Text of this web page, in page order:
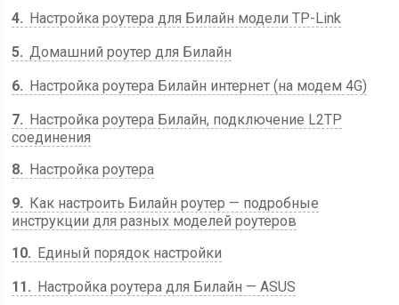
4
Настройка роутера для Билайн модели TP-Link
5 Домашний роутер для Билайн
6
Настройка роутера Билайн интернет (на модем 4G)
7
Настройка роутера Билайн, подключение L2TP
соединения
8
Настройка роутера
9
Как настроить Билайн роутер — подробные
инструкции для разных моделей роутеров
10
Единый порядок настройки
11
Настройка роутера для Билайн — ASUS